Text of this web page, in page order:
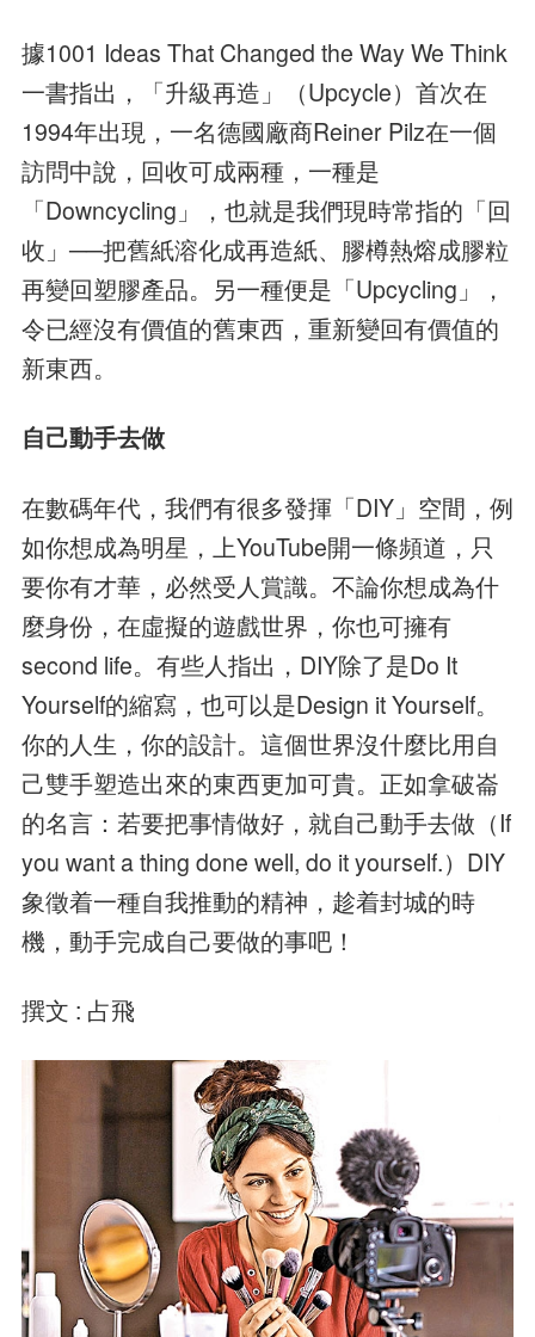
據1001 Ideas That Changed the Way We Think
一書指出，「升級再造」（Upcycle）首次在
1994年出現，一名德國廠商Reiner Pilz在一個
訪問中說，回收可成兩種，一種是
「Downcycling」，也就是我們現時常指的「回
收」──把舊紙溶化成再造紙、膠樽熱熔成膠粒
再變回塑膠產品。另一種便是「Upcycling」，
令已經沒有價值的舊東西，重新變回有價值的
新東西。
自己動手去做
在數碼年代，我們有很多發揮「DIY」空間，例
如你想成為明星，上YouTube開一條頻道，只
要你有才華，必然受人賞識。不論你想成為什
麼身份，在虛擬的遊戲世界，你也可擁有
second life。有些人指出，DIY除了是Do It
Yourself的縮寫，也可以是Design it Yourself。
你的人生，你的設計。這個世界沒什麼比用自
己雙手塑造出來的東西更加可貴。正如拿破崙
的名言：若要把事情做好，就自己動手去做（If
you want a thing done well, do it yourself.）DIY
象徵着一種自我推動的精神，趁着封城的時
機，動手完成自己要做的事吧！
撰文 : 占飛